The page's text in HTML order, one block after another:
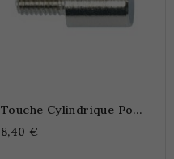
Touche Cylindrique Pour
Comparateur
8,40 €